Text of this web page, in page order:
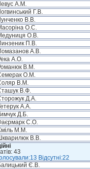
А.М.
Г.В.
В.В.
О.С.
О.В.
П.В.
А.В.
А.О.
В.М.
О.М.
В.М.
В.Ф.
Д.А.
А.А.
Д.Б.
С.О.
М.М.
В.В.
43
Відсутні:22
Є.В.